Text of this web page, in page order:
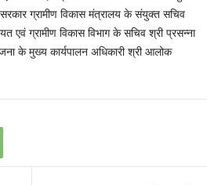
ग्रामीण विकास मंत्रालय के संयुक्त सचिव
एवं ग्रामीण विकास विभाग के सचिव श्री प्रसन्ना
के मुख्य कार्यपालन अधिकारी श्री आलोक